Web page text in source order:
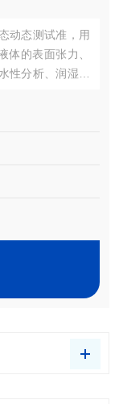
动态测试准，用
体的表面张力、
性分析、润湿性